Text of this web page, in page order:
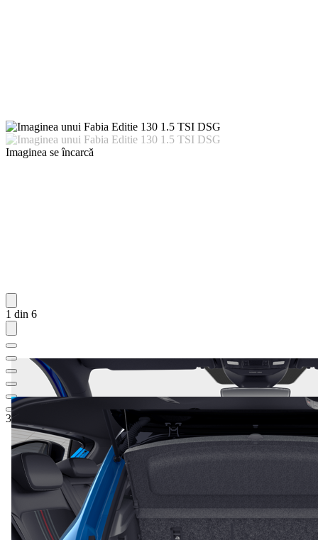
Imaginea se încarcă
1 din 6
32.843,70 €